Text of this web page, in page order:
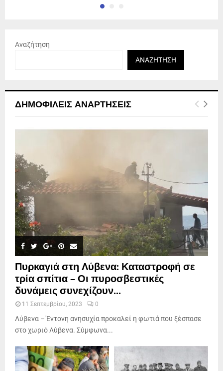
Αναζήτηση
ΑΝΑΖΉΤΗΣΗ
ΔΗΜΟΦΙΛΕΊΣ ΑΝΑΡΤΉΣΕΙΣ
Πυρκαγιά στη Λύβενα: Καταστροφή σε
τρία σπίτια – Οι πυροσβεστικές
δυνάμεις συνεχίζουν...
11 Σεπτεμβρίου, 2023 0
Λύβενα – Έντονη ανησυχία προκαλεί η φωτιά που ξέσπασε
στο χωριό Λύβενα. Σύμφωνα...